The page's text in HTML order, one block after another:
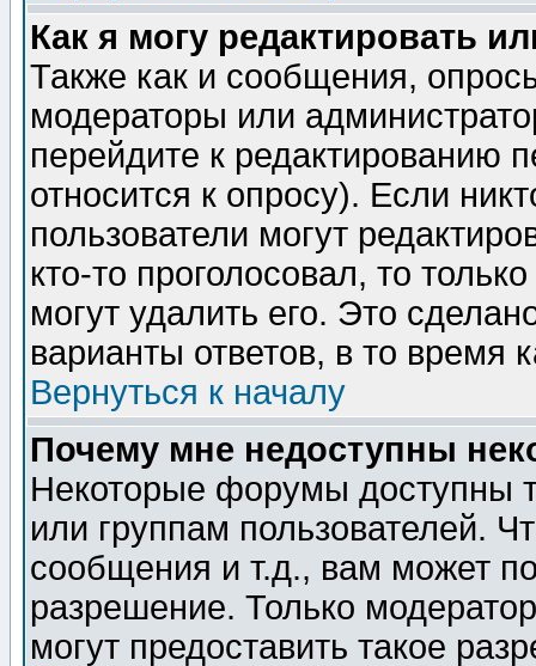
Как я могу редактировать
Также как и сообщения,
модераторы или
перейдите к редактированию
относится к опросу). Если
пользователи могут
кто-то проголосовал, то
могут удалить его. Это
варианты ответов, в то время
Вернуться к началу
Почему мне недоступны
Некоторые форумы доступны
или группам пользователей.
сообщения и т.д., вам может
разрешение. Только
могут предоставить такое